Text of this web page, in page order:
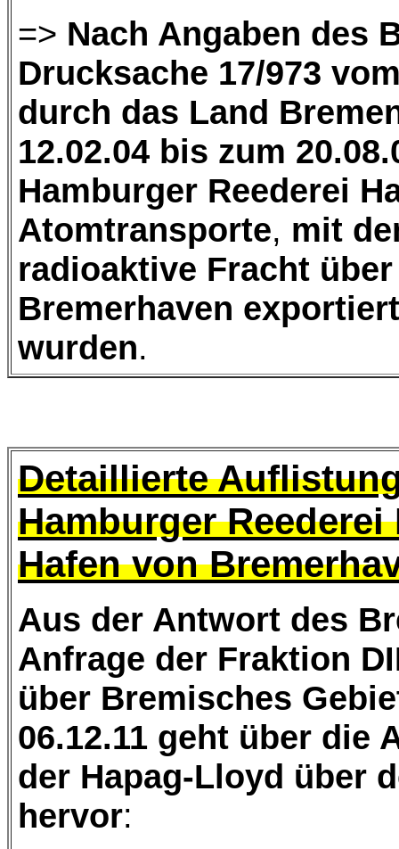
=> Nach Angaben des
Drucksache 17/973
durch das Land
12.02.04 bis zum
Hamburger Reederei
Atomtransporte, mit
radioaktive Fracht
Bremerhaven
wurden.
Detaillierte
Hamburger
Hafen von
Aus der Antwort des
Anfrage der Fraktion
über Bremisches
06.12.11 geht über die
der Hapag-Lloyd über
hervor: